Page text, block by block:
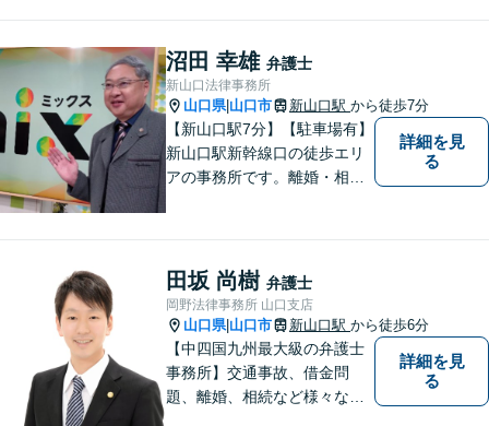
方はお気軽にご相談くださ
い。
沼田 幸雄 弁護士
新山口法律事務所
山口県| 山口市 新山口駅 から徒歩7分
【新山口駅7分】【駐車場有】
新山口駅新幹線口の徒歩エリ
アの事務所です。離婚・相続
になることがあれば、おたず
ねください。
詳細を見
る
田坂 尚樹 弁護士
岡野法律事務所 山口支店
山口県| 山口市 新山口駅 から徒歩6分
【中四国九州最大級の弁護士
事務所】交通事故、借金問
題、離婚、相続など様々な問
詳細を見
る